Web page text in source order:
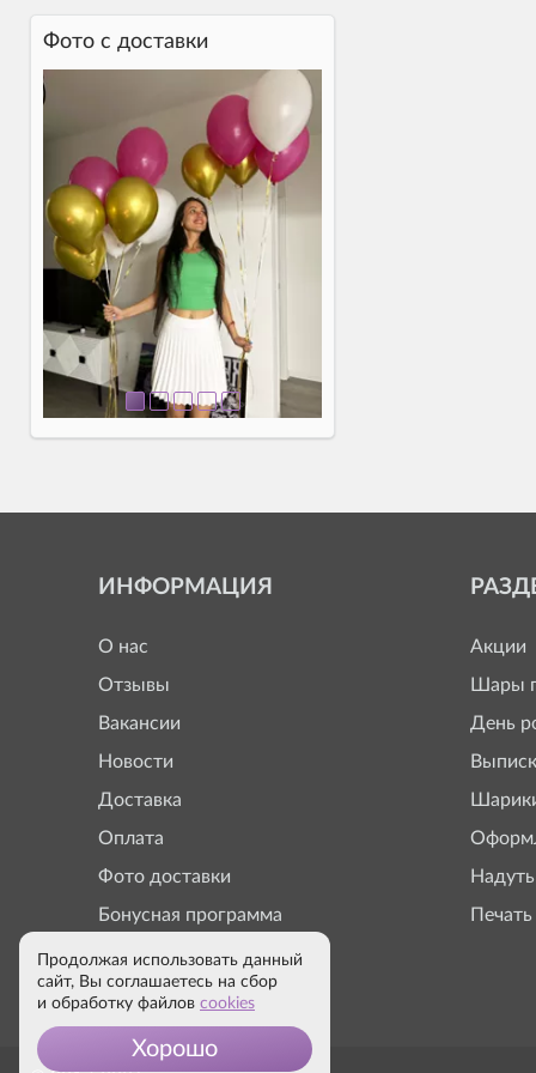
Фото c доставки
ИНФОРМАЦИЯ
О нас
Отзывы
Вакансии
Новости
Доставка
Оплата
Фото доставки
Бонусная программа
Акции
Шары
День
Продолжая использовать данный
сайт, Вы соглашаетесь на сбор
и обработку файлов cookies
Хорошо